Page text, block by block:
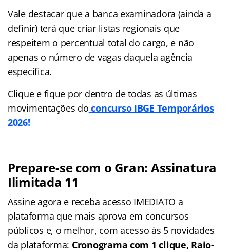
Vale destacar que a banca examinadora (ainda a
definir) terá que criar listas regionais que
respeitem o percentual total do cargo, e não
apenas o número de vagas daquela agência
específica.
Clique e fique por dentro de todas as últimas
movimentações do concurso IBGE Temporários
2026!
Prepare-se com o Gran: Assinatura
Ilimitada 11
Assine agora e receba acesso IMEDIATO a
plataforma que mais aprova em concursos
públicos e, o melhor, com acesso às 5 novidades
da plataforma: Cronograma com 1 clique, Raio-